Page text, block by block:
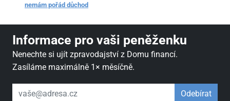
nemám pořád důchod
Informace pro vaši peněženku
Nenechte si ujít zpravodajství z Domu financí.
Zasíláme maximálně 1× měsíčně.
váš email Odebírat